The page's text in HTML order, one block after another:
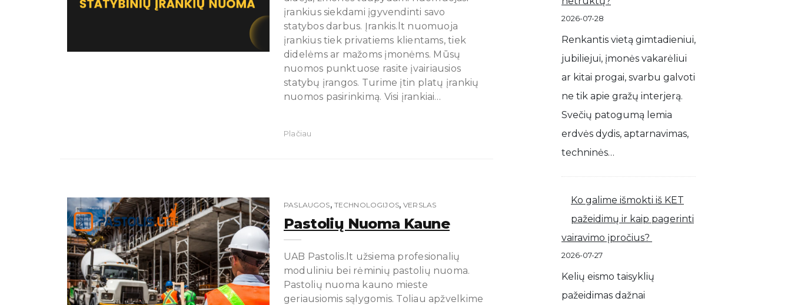
įrankius siekdami įgyvendinti savo
statybos darbus. Įrankis.lt nuomuoja
įrankius tiek privatiems klientams, tiek
didelėms ar mažoms įmonėms. Mūsų
nuomos punktuose rasite įvairiausios
statybų įrangos. Turime įtin platų įrankių
nuomos pasirinkimą. Visi įrankiai…
Plačiau
PASLAUGOS, TECHNOLOGIJOS, VERSLAS
Pastolių Nuoma Kaune
UAB Pastolis.lt užsiema profesionalių
moduliniu bei rėminių pastolių nuoma.
Pastolių nuoma kauno mieste
geriausiomis sąlygomis. Toliau apžvelkime
2026-07-28
Renkantis vietą gimtadieniui,
jubiliejui, įmonės vakarėliui
ar kitai progai, svarbu galvoti
ne tik apie gražų interjerą.
Svečių patogumą lemia
erdvės dydis, aptarnavimas,
techninės…
Ko galime išmokti iš KET
pažeidimų ir kaip pagerinti
vairavimo įpročius?
2026-07-27
Kelių eismo taisyklių
pažeidimas dažnai